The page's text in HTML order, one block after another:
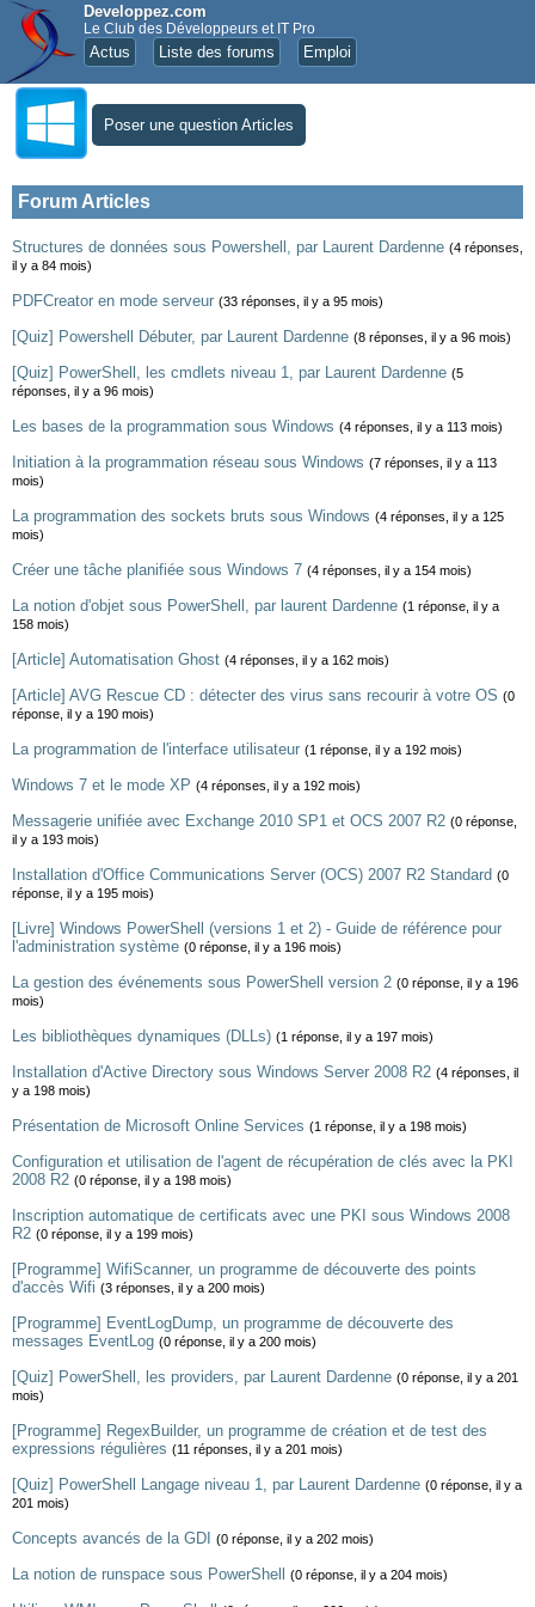
Developpez.com
Le Club des Développeurs et IT Pro
Actus Liste des forums Emploi
Poser une question Articles
Forum Articles
Structures de données sous Powershell, par Laurent Dardenne (4 réponses,
il y a 84 mois)
PDFCreator en mode serveur (33 réponses, il y a 95 mois)
[Quiz] Powershell Débuter, par Laurent Dardenne (8 réponses, il y a 96 mois)
[Quiz] PowerShell, les cmdlets niveau 1, par Laurent Dardenne (5
réponses, il y a 96 mois)
Les bases de la programmation sous Windows (4 réponses, il y a 113 mois)
Initiation à la programmation réseau sous Windows (7 réponses, il y a 113
mois)
La programmation des sockets bruts sous Windows (4 réponses, il y a 125
mois)
Créer une tâche planifiée sous Windows 7 (4 réponses, il y a 154 mois)
La notion d'objet sous PowerShell, par laurent Dardenne (1 réponse, il y a
158 mois)
[Article] Automatisation Ghost (4 réponses, il y a 162 mois)
[Article] AVG Rescue CD : détecter des virus sans recourir à votre OS (0
réponse, il y a 190 mois)
La programmation de l'interface utilisateur (1 réponse, il y a 192 mois)
Windows 7 et le mode XP (4 réponses, il y a 192 mois)
Messagerie unifiée avec Exchange 2010 SP1 et OCS 2007 R2 (0 réponse,
il y a 193 mois)
Installation d'Office Communications Server (OCS) 2007 R2 Standard (0
réponse, il y a 195 mois)
[Livre] Windows PowerShell (versions 1 et 2) - Guide de référence pour
l'administration système (0 réponse, il y a 196 mois)
La gestion des événements sous PowerShell version 2 (0 réponse, il y a 196
mois)
Les bibliothèques dynamiques (DLLs) (1 réponse, il y a 197 mois)
Installation d'Active Directory sous Windows Server 2008 R2 (4 réponses, il
y a 198 mois)
Présentation de Microsoft Online Services (1 réponse, il y a 198 mois)
Configuration et utilisation de l'agent de récupération de clés avec la PKI
2008 R2 (0 réponse, il y a 198 mois)
Inscription automatique de certificats avec une PKI sous Windows 2008
R2 (0 réponse, il y a 199 mois)
[Programme] WifiScanner, un programme de découverte des points
d'accès Wifi (3 réponses, il y a 200 mois)
[Programme] EventLogDump, un programme de découverte des
messages EventLog (0 réponse, il y a 200 mois)
[Quiz] PowerShell, les providers, par Laurent Dardenne (0 réponse, il y a 201
mois)
[Programme] RegexBuilder, un programme de création et de test des
expressions régulières (11 réponses, il y a 201 mois)
[Quiz] PowerShell Langage niveau 1, par Laurent Dardenne (0 réponse, il y a
201 mois)
Concepts avancés de la GDI (0 réponse, il y a 202 mois)
La notion de runspace sous PowerShell (0 réponse, il y a 204 mois)